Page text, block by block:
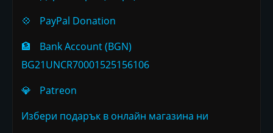
💠
PayPal Donation
🏦
Bank Account (BGN)
BG21UNCR70001525156106
💎
Patreon
Избери подарък в онлайн магазина ни